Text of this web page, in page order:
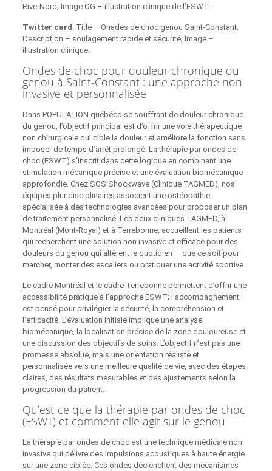
Rive‑Nord; Image OG – illustration clinique de l’ESWT.
Twitter card : Title – Onades de choc genou Saint-Constant;
Description – soulagement rapide et sécurité; Image –
illustration clinique.
Ondes de choc pour douleur chronique du
genou à Saint-Constant : une approche non
invasive et personnalisée
Dans POPULATION québécoise souffrant de douleur chronique
du genou, l’objectif principal est d’offrir une voie thérapeutique
non chirurgicale qui cible la douleur et améliore la fonction sans
imposer de temps d’arrêt prolongé. La thérapie par ondes de
choc (ESWT) s’inscrit dans cette logique en combinant une
stimulation mécanique précise et une évaluation biomécanique
approfondie. Chez SOS Shockwave (Clinique TAGMED), nos
équipes pluridisciplinaires associent une ostéopathie
spécialisée à des technologies avancées pour proposer un plan
de traitement personnalisé. Les deux cliniques TAGMED, à
Montréal (Mont‑Royal) et à Terrebonne, accueillent les patients
qui recherchent une solution non invasive et efficace pour des
douleurs du genou qui altèrent le quotidien — que ce soit pour
marcher, monter des escaliers ou pratiquer une activité sportive.
Le cadre Montréal et le cadre Terrebonne permettent d’offrir une
accessibilité pratique à l’approche ESWT; l’accompagnement
est pensé pour privilégier la sécurité, la compréhension et
l’efficacité. L’évaluation initiale implique une analyse
biomécanique, la localisation précise de la zone douloureuse et
une discussion des objectifs de soins. L’objectif n’est pas une
promesse absolue, mais une orientation réaliste et
personnalisée vers une meilleure qualité de vie, avec des étapes
claires, des résultats mesurables et des ajustements selon la
progression du patient.
Qu’est-ce que la thérapie par ondes de choc
(ESWT) et comment elle agit sur le genou
La thérapie par ondes de choc est une technique médicale non
invasive qui délivre des impulsions acoustiques à haute énergie
sur une zone ciblée. Ces ondes déclenchent des mécanismes